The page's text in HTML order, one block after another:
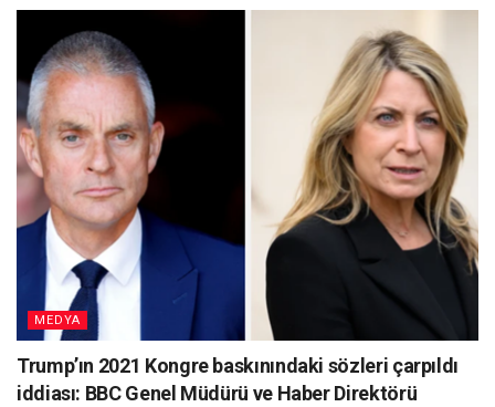
MEDYA
Trump’ın 2021 Kongre baskınındaki sözleri çarpıldı
iddiası: BBC Genel Müdürü ve Haber Direktörü